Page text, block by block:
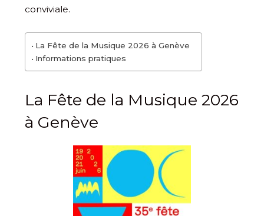
conviviale.
La Fête de la Musique 2026 à Genève
Informations pratiques
La Fête de la Musique 2026
à Genève